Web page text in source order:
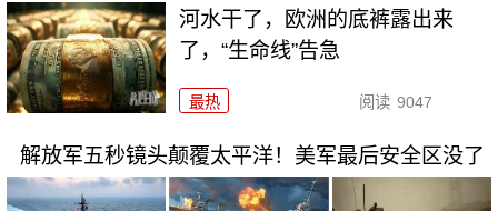
河水干了，欧洲的底裤露出来
了，“生命线”告急
最热 阅读 9047
解放军五秒镜头颠覆太平洋！美军最后安全区没了